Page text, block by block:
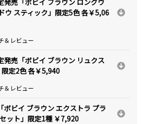
ウ スティック」限定5色 各￥5,06
＆レビュー
発売「ボビイ ブラウン リュクス
定2色 各￥5,940
＆レビュー
ボビイ ブラウン エクストラ プラ
ット」限定1種 ￥7,920